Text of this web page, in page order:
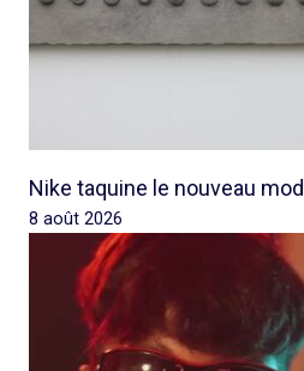
Nike taquine le nouveau
8 août 2026